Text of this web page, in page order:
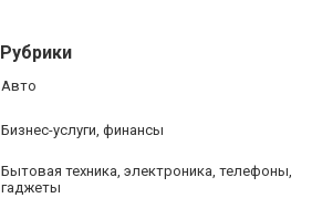
Рубрики
Авто
Бизнес-услуги, финансы
Бытовая техника, электроника, телефоны,
гаджеты